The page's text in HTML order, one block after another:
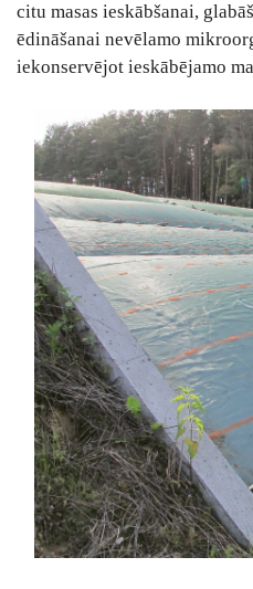
citu masas ieskābšanai,
ēdināšanai nevēlamo
iekonservējot ieskābējamo